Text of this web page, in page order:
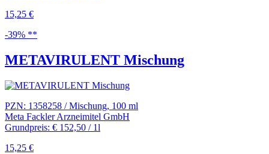
15,25 €
-39% **
METAVIRULENT Mischung
PZN: 1358258 / Mischung, 100 ml
Meta Fackler Arzneimitel GmbH
Grundpreis: € 152,50 / 1l
15,25 €